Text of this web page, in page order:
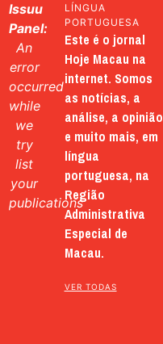
Issuu
Panel:
An
error
occurred
while
we
try
list
your
publications
LÍNGUA
PORTUGUESA
Este é o jornal
Hoje Macau na
internet. Somos
as notícias, a
análise, a opinião
e muito mais, em
língua
portuguesa, na
Região
Administrativa
Especial de
Macau.
VER TODAS